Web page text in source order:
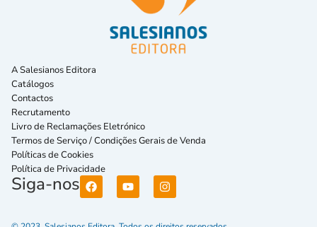
A Salesianos Editora
Catálogos
Contactos
Recrutamento
Livro de Reclamações Eletrónico
Termos de Serviço / Condições Gerais de Venda
Políticas de Cookies
Política de Privacidade
Siga-nos